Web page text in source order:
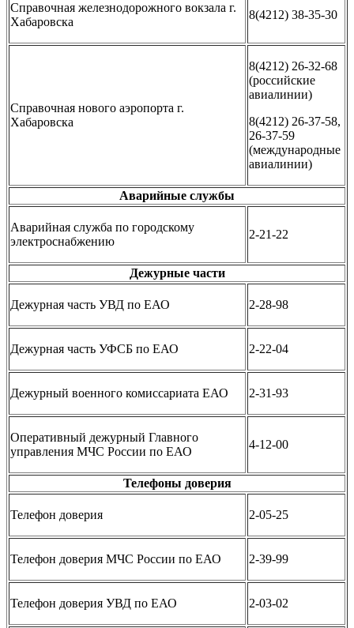
Справочная железнодорожного вокзала г.
Хабаровска
8(4212) 38-35-30
Справочная нового аэропорта г.
Хабаровска
8(4212) 26-32-68
(российские
авиалинии)
8(4212) 26-37-58,
26-37-59
(международные
авиалинии)
Аварийные службы
Аварийная служба по городскому
электроснабжению
2-21-22
Дежурные части
Дежурная часть УВД по ЕАО 2-28-98
Дежурная часть УФСБ по ЕАО 2-22-04
Дежурный военного комиссариата ЕАО 2-31-93
Оперативный дежурный Главного
управления МЧС России по ЕАО
4-12-00
Телефоны доверия
Телефон доверия 2-05-25
Телефон доверия МЧС России по ЕАО 2-39-99
Телефон доверия УВД по ЕАО 2-03-02